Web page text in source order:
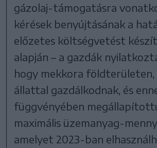
gázolaj-támogatásra
kérések benyújtásának a
előzetes költségvetést
alapján – a gazdák
hogy mekkora földterületen,
állattal gazdálkodnak, és
függvényében
maximális üzemanyag-
amelyet 2023-ban